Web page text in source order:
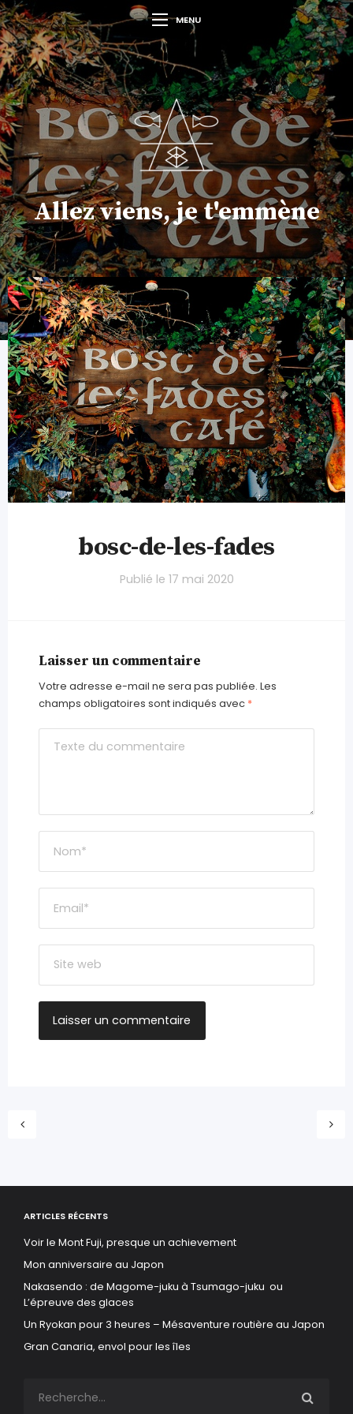
MENU
Allez viens, je t'emmène
bosc-de-les-fades
Publié le 17 mai 2020
Laisser un commentaire
Votre adresse e-mail ne sera pas publiée. Les
champs obligatoires sont indiqués avec *
ARTICLES RÉCENTS
Voir le Mont Fuji, presque un achievement
Mon anniversaire au Japon
Nakasendo : de Magome-juku à Tsumago-juku ou
L’épreuve des glaces
Un Ryokan pour 3 heures – Mésaventure routière au Japon
Gran Canaria, envol pour les îles